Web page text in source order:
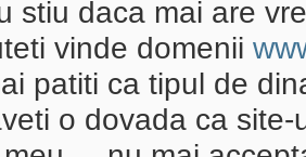
stiu daca mai are
vinde domenii
patiti ca tipul de
o dovada ca